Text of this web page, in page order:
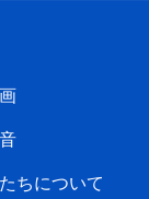
われると、
答えます。同
うに振る舞
の後で、自
ちについて